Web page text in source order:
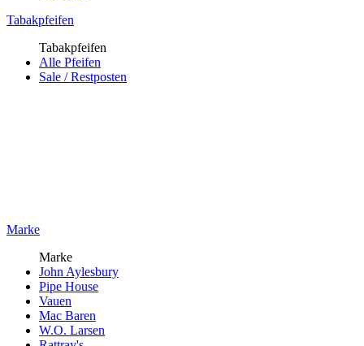
Tabakpfeifen
Tabakpfeifen
Alle Pfeifen
Sale / Restposten
Marke
Marke
John Aylesbury
Pipe House
Vauen
Mac Baren
W.O. Larsen